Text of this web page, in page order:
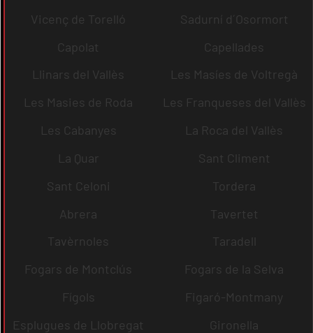
Vicenç de Torelló
Sadurní d´Osormort
Capolat
Capellades
Llinars del Vallès
Les Masíes de Voltregà
Les Masies de Roda
Les Franqueses del Vallès
Les Cabanyes
La Roca del Vallès
La Quar
Sant Climent
Sant Celoni
Tordera
Abrera
Tavertet
Tavèrnoles
Taradell
Fogars de Montclús
Fogars de la Selva
Fígols
Figaró-Montmany
Esplugues de Llobregat
Gironella